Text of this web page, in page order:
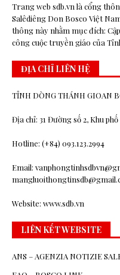
Trang web sdb.vn là cổng
Salêdiêng Don Bosco Việt
thông này nhằm mục đích:
công cuộc truyền giáo của
ĐỊA CHỈ LIÊN HỆ
TỈNH DÒNG THÁNH GIOAN
Địa chỉ: 31 Đường số 2, Khu
Hotline: (+84) 093.123.2994
Email:
Website: www.sdb.vn
LIÊN KẾT WEBSITE
ANS – AGENZIA NOTIZIE